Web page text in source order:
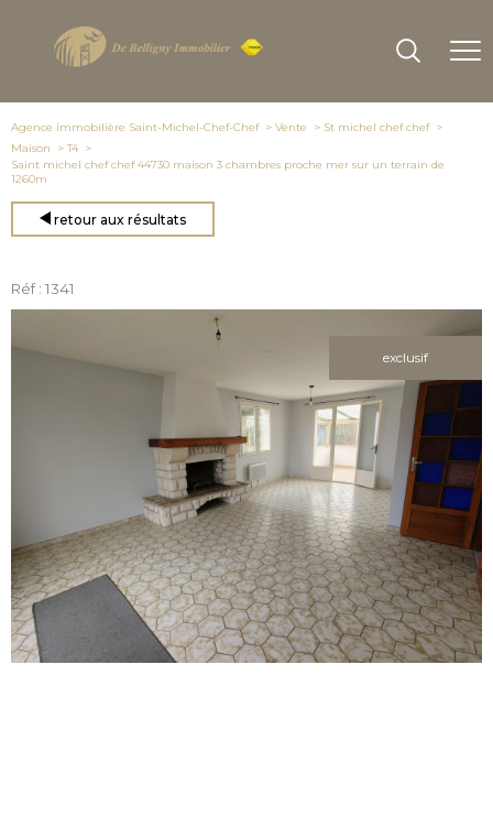
Agence immobilière Saint-Michel-Chef-Chef Vente
St michel chef chef
Maison
T4
Saint michel chef chef 44730 maison 3 chambres proche mer sur un terrain de
1260m
retour aux résultats
Réf : 1341
exclusif